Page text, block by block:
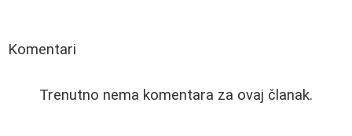
Komentari
Trenutno nema komentara za ovaj članak.